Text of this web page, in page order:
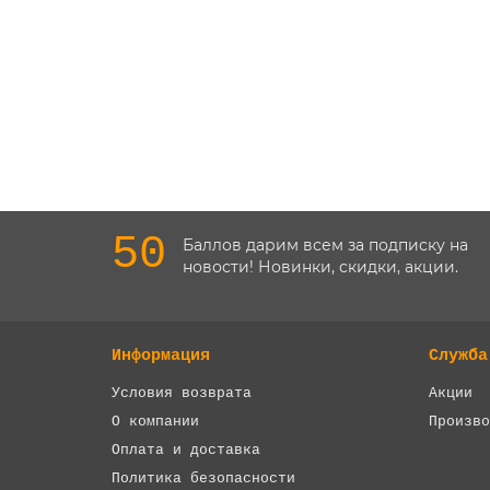
50
Баллов дарим всем за подписку на
новости! Новинки, скидки, акции.
Информация
Условия возврата
О компании
Оплата и доставка
Политика безопасности
Акции